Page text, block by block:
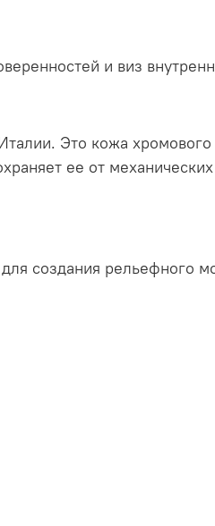
и виз
Это кожа
ее от
создания рельефного